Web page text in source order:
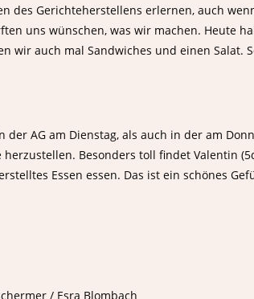
des Gerichteherstellens erlernen, auch
uns wünschen, was wir machen. Heute
wir auch mal Sandwiches und einen Salat.
der AG am Dienstag, als auch in der am
Besonders toll findet Valentin
Essen essen. Das ist ein schönes
/ Esra Blombach
Hackenberger Straße 105
Email: